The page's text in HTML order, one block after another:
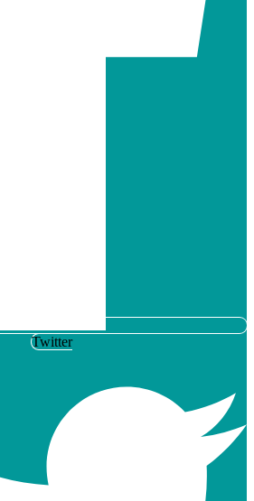
Twitter